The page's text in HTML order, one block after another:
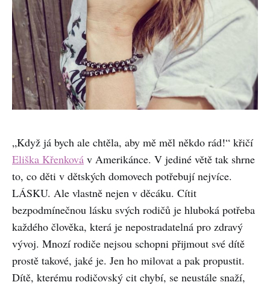
„Když já bych ale chtěla, aby mě měl někdo rád!“ křičí
Eliška Křenková v Amerikánce. V jediné větě tak shrne
to, co děti v dětských domovech potřebují nejvíce.
LÁSKU. Ale vlastně nejen v děcáku. Cítit
bezpodmínečnou lásku svých rodičů je hluboká potřeba
každého člověka, která je nepostradatelná pro zdravý
vývoj. Mnozí rodiče nejsou schopni přijmout své dítě
prostě takové, jaké je. Jen ho milovat a pak propustit.
Dítě, kterému rodičovský cit chybí, se neustále snaží,